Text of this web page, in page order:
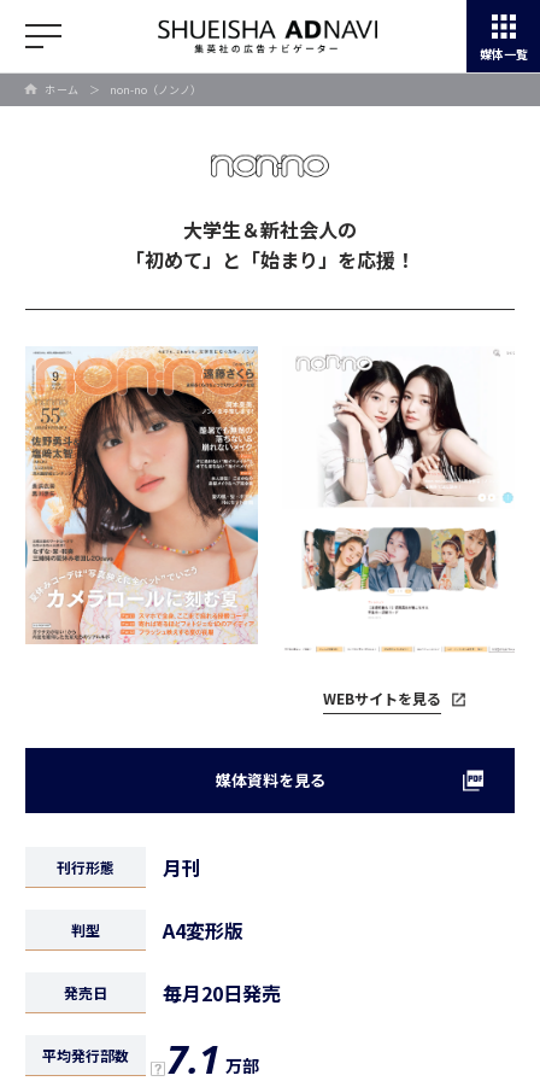
媒体一覧
ホーム ＞ non-no（ノンノ）
大学生＆新社会人の
「初めて」と「始まり」を応援！
WEBサイトを見る
媒体資料を見る
刊行形態 月刊
判型 A4変形版
発売日 毎月20日発売
平均発行部数 7.1 万部